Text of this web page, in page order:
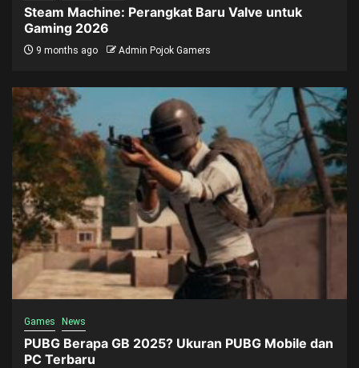
Steam Machine: Perangkat Baru Valve untuk
Gaming 2026
9 months ago Admin Pojok Gamers
Games News
PUBG Berapa GB 2025? Ukuran PUBG Mobile dan
PC Terbaru